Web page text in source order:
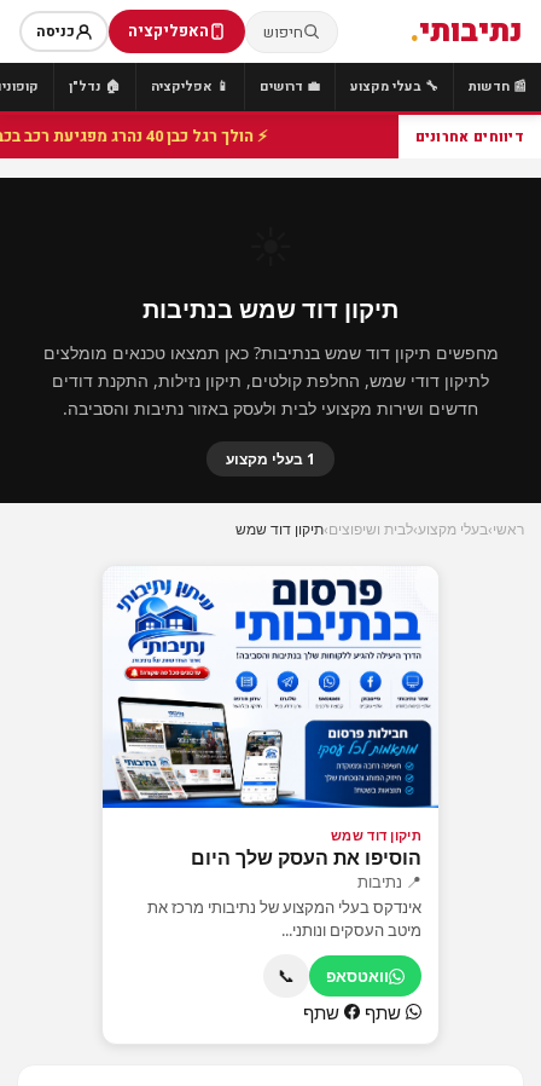
נתיבותי. חיפוש האפליקציה כניסה
📰 חדשות 🔧 בעלי מקצוע 💼 דרושים 📱 אפליקציה 🏠 נדל"ן
דיווחים אחרונים ⚡ הולך רגל כבן 40 נהרג מפגיעת רכב בכביש 25 סמוך לצומת הנשיא, מתנדבי זק"א פועלו בזירה
תיקון דוד שמש בנתיבות
מחפשים תיקון דוד שמש בנתיבות? כאן תמצאו טכנאים מומלצים
לתיקון דודי שמש, החלפת קולטים, תיקון נזילות, התקנת דודים
חדשים ושירות מקצועי לבית ולעסק באזור נתיבות והסביבה.
1 בעלי מקצוע
ראשי›בעלי מקצוע›לבית ושיפוצים›תיקון דוד שמש
תיקון דוד שמש
הוסיפו את העסק שלך היום
📍 נתיבות
אינדקס בעלי המקצוע של נתיבותי מרכז את
מיטב העסקים ונותני...
וואטסאפ 📞
שתף שתף